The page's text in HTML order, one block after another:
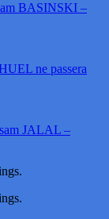
BASINSKI –
ne passera
JALAL –